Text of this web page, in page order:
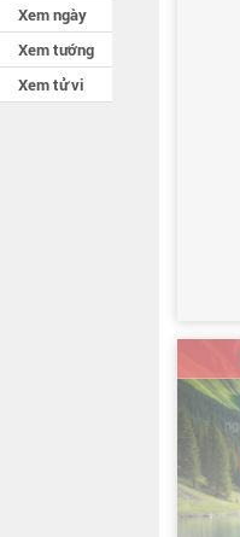
Xem ngày
Xem tướng
Xem tử vi